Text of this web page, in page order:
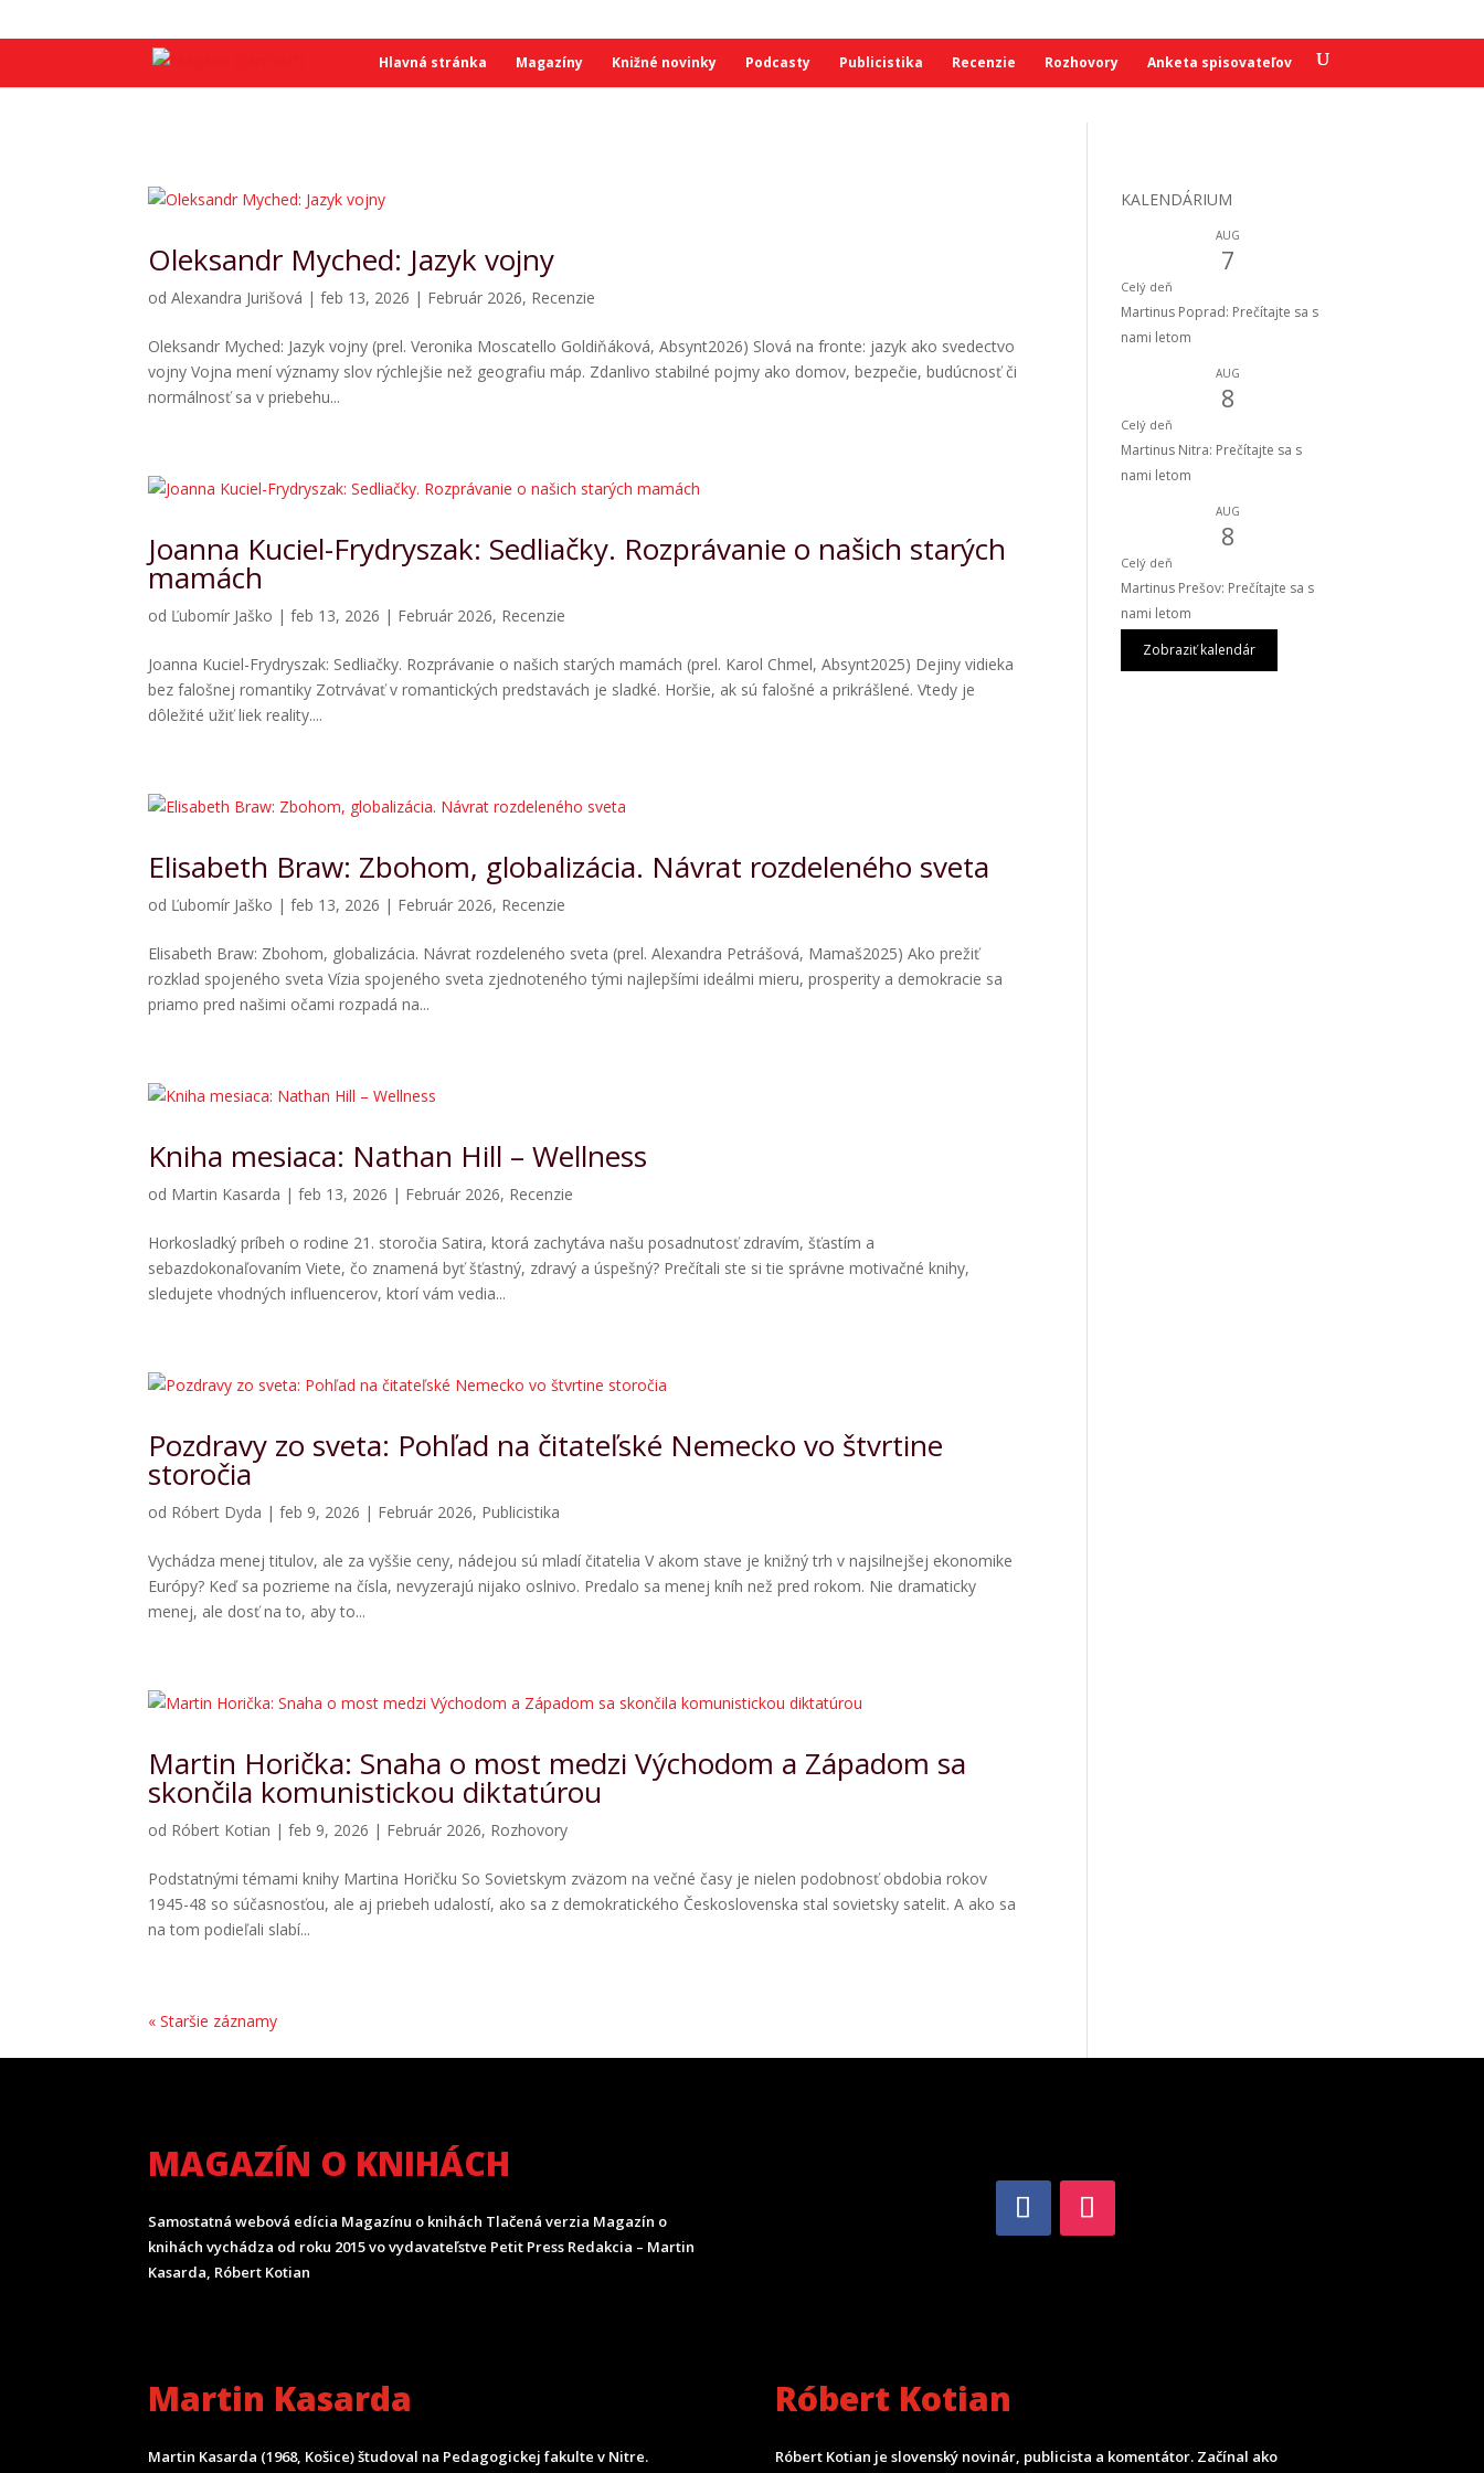
Hlavná stránka Magazíny Knižné novinky Podcasty Publicistika Recenzie Rozhovory Anketa spisovateľov
Oleksandr Myched: Jazyk vojny
odAlexandra Jurišová |feb 13, 2026 | Február 2026, Recenzie
Oleksandr Myched: Jazyk vojny (prel. Veronika Moscatello Goldiňáková, Absynt2026) Slová na fronte: jazyk ako svedectvo
vojny Vojna mení významy slov rýchlejšie než geografiu máp. Zdanlivo stabilné pojmy ako domov, bezpečie, budúcnosť či
normálnosť sa v priebehu...
Joanna Kuciel-Frydryszak: Sedliačky. Rozprávanie o našich starých
mamách
od Ľubomír Jaško |feb 13, 2026 | Február 2026, Recenzie
Joanna Kuciel-Frydryszak: Sedliačky. Rozprávanie o našich starých mamách (prel. Karol Chmel, Absynt2025) Dejiny vidieka
bez falošnej romantiky Zotrvávať v romantických predstavách je sladké. Horšie, ak sú falošné a prikrášlené. Vtedy je
dôležité užiť liek reality....
Elisabeth Braw: Zbohom, globalizácia. Návrat rozdeleného sveta
od Ľubomír Jaško |feb 13, 2026 | Február 2026, Recenzie
Elisabeth Braw: Zbohom, globalizácia. Návrat rozdeleného sveta (prel. Alexandra Petrášová, Mamaš2025) Ako prežiť
rozklad spojeného sveta Vízia spojeného sveta zjednoteného tými najlepšími ideálmi mieru, prosperity a demokracie sa
priamo pred našimi očami rozpadá na...
Kniha mesiaca: Nathan Hill – Wellness
od Martin Kasarda |feb 13, 2026 | Február 2026, Recenzie
Horkosladký príbeh o rodine 21. storočia Satira, ktorá zachytáva našu posadnutosť zdravím, šťastím a
sebazdokonaľovaním Viete, čo znamená byť šťastný, zdravý a úspešný? Prečítali ste si tie správne motivačné knihy,
sledujete vhodných influencerov, ktorí vám vedia...
Pozdravy zo sveta: Pohľad na čitateľské Nemecko vo štvrtine
storočia
od Róbert Dyda |feb 9, 2026 | Február 2026, Publicistika
Vychádza menej titulov, ale za vyššie ceny, nádejou sú mladí čitatelia V akom stave je knižný trh v najsilnejšej ekonomike
Európy? Keď sa pozrieme na čísla, nevyzerajú nijako oslnivo. Predalo sa menej kníh než pred rokom. Nie dramaticky
menej, ale dosť na to, aby to...
Martin Horička: Snaha o most medzi Východom a Západom sa
skončila komunistickou diktatúrou
od Róbert Kotian |feb 9, 2026 | Február 2026, Rozhovory
Podstatnými témami knihy Martina Horičku So Sovietskym zväzom na večné časy je nielen podobnosť obdobia rokov
1945-48 so súčasnosťou, ale aj priebeh udalostí, ako sa z demokratického Československa stal sovietsky satelit. A ako sa
na tom podieľali slabí...
« Staršie záznamy
KALENDÁRIUM
AUG
7
Celý deň
Martinus Poprad: Prečítajte sa s
nami letom
AUG
8
Celý deň
Martinus Nitra: Prečítajte sa s
nami letom
AUG
8
Celý deň
Martinus Prešov: Prečítajte sa s
nami letom
Zobraziť kalendár
MAGAZÍN O KNIHÁCH
Samostatná webová edícia Magazínu o knihách Tlačená verzia Magazín o
knihách vychádza od roku 2015 vo vydavateľstve Petit Press Redakcia – Martin
Kasarda, Róbert Kotian
Martin Kasarda
Martin Kasarda (1968, Košice) študoval na Pedagogickej fakulte v Nitre.
Róbert Kotian
Róbert Kotian je slovenský novinár, publicista a komentátor. Začínal ako